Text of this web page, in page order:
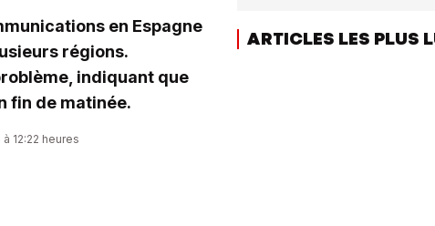
en Espagne
régions.
indiquant que
fin de matinée.
12:22 heures
ARTICLES LES PLUS